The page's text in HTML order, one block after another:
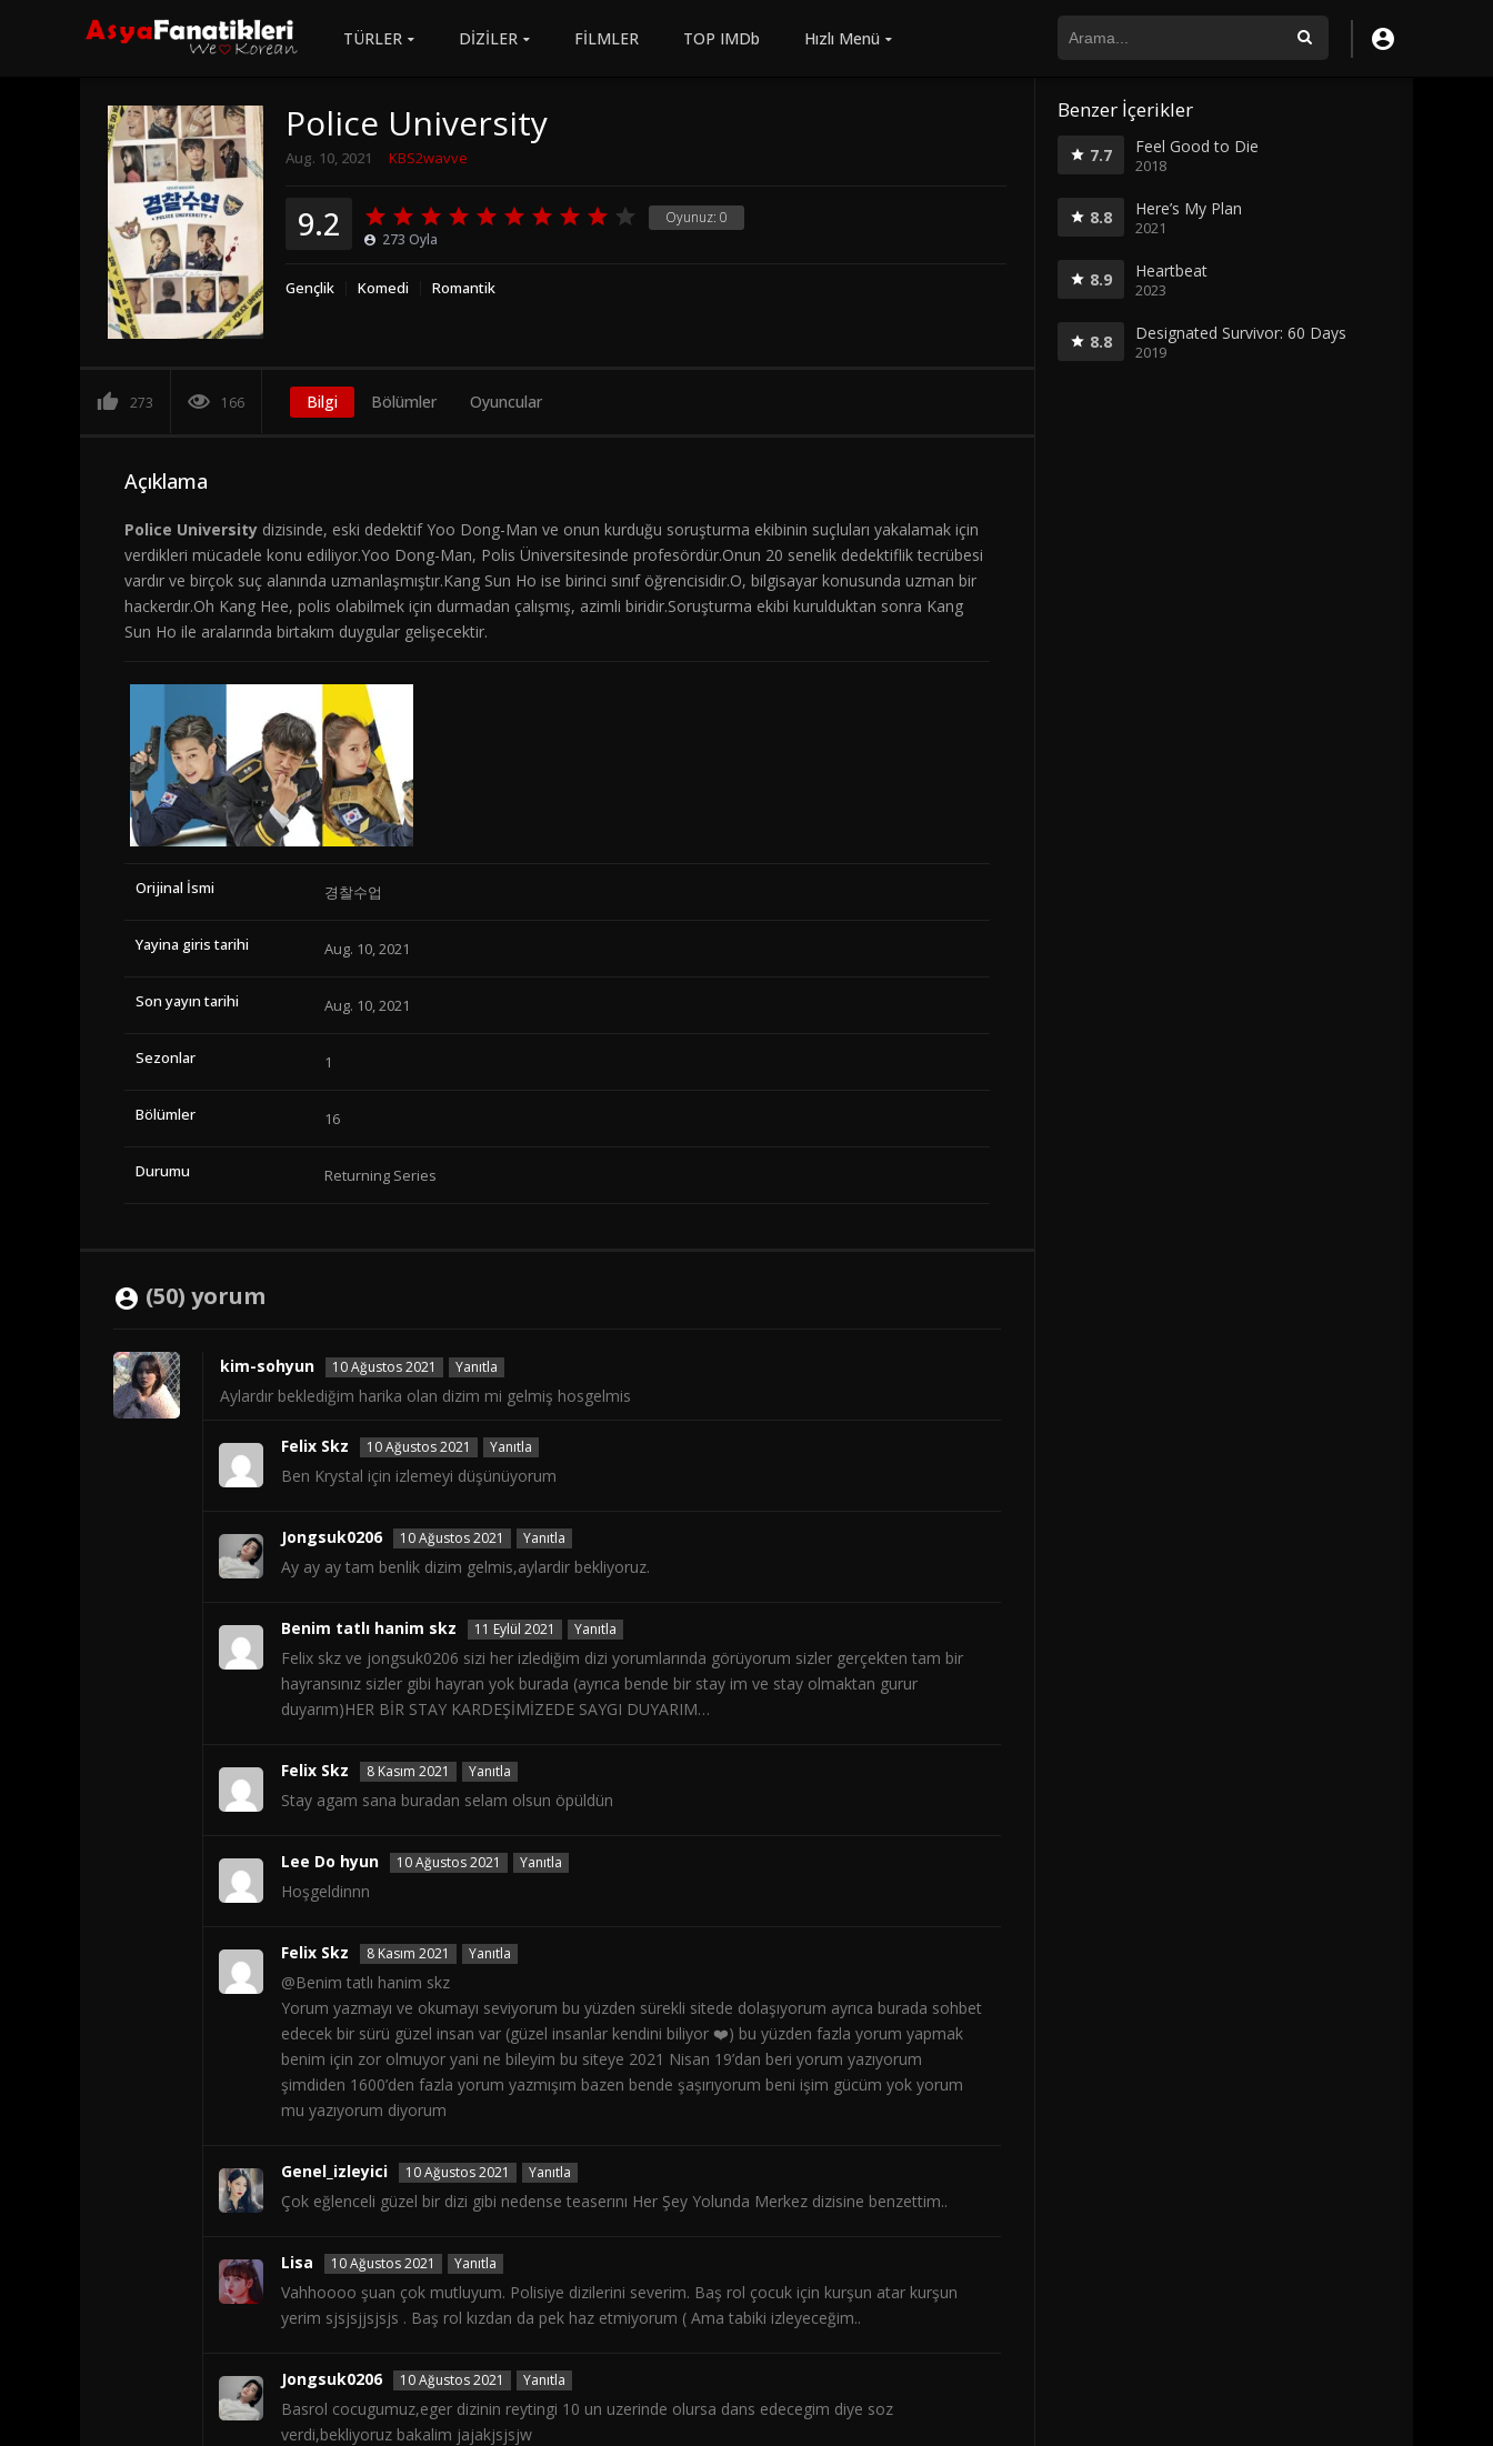
TÜRLER DİZİLER FİLMLER TOP IMDb Hızlı Menü
Police University
Aug. 10, 2021 KBS2wavve
Oyunuz: 0
9.2 273 Oyla
Gençlik Komedi Romantik
273 166 Bilgi Bölümler Oyuncular
Açıklama
Police University dizisinde, eski dedektif Yoo Dong-Man ve onun kurduğu soruşturma ekibinin suçluları yakalamak için
verdikleri mücadele konu ediliyor.Yoo Dong-Man, Polis Üniversitesinde profesördür.Onun 20 senelik dedektiflik tecrübesi
vardır ve birçok suç alanında uzmanlaşmıştır.Kang Sun Ho ise birinci sınıf öğrencisidir.O, bilgisayar konusunda uzman bir
hackerdır.Oh Kang Hee, polis olabilmek için durmadan çalışmış, azimli biridir.Soruşturma ekibi kurulduktan sonra Kang
Sun Ho ile aralarında birtakım duygular gelişecektir.
Orijinal İsmi 경찰수업
Yayina giris tarihi Aug. 10, 2021
Son yayın tarihi Aug. 10, 2021
Sezonlar 1
Bölümler 16
Durumu Returning Series
(50) yorum
kim-sohyun 10 Ağustos 2021 Yanıtla
Aylardır beklediğim harika olan dizim mi gelmiş hosgelmis
Felix Skz 10 Ağustos 2021 Yanıtla
Ben Krystal için izlemeyi düşünüyorum
Jongsuk0206 10 Ağustos 2021 Yanıtla
Ay ay ay tam benlik dizim gelmis,aylardir bekliyoruz.
Benim tatlı hanim skz 11 Eylül 2021 Yanıtla
Felix skz ve jongsuk0206 sizi her izlediğim dizi yorumlarında görüyorum sizler gerçekten tam bir
hayransınız sizler gibi hayran yok burada (ayrıca bende bir stay im ve stay olmaktan gurur
duyarım)HER BİR STAY KARDEŞİMİZEDE SAYGI DUYARIM…
Felix Skz 8 Kasım 2021 Yanıtla
Stay agam sana buradan selam olsun öpüldün
Lee Do hyun 10 Ağustos 2021 Yanıtla
Hoşgeldinnn
Felix Skz 8 Kasım 2021 Yanıtla
@Benim tatlı hanim skz
Yorum yazmayı ve okumayı seviyorum bu yüzden sürekli sitede dolaşıyorum ayrıca burada sohbet
edecek bir sürü güzel insan var (güzel insanlar kendini biliyor ❤️) bu yüzden fazla yorum yapmak
benim için zor olmuyor yani ne bileyim bu siteye 2021 Nisan 19’dan beri yorum yazıyorum
şimdiden 1600’den fazla yorum yazmışım bazen bende şaşırıyorum beni işim gücüm yok yorum
mu yazıyorum diyorum
Genel_izleyici 10 Ağustos 2021 Yanıtla
Çok eğlenceli güzel bir dizi gibi nedense teaserını Her Şey Yolunda Merkez dizisine benzettim..
Lisa 10 Ağustos 2021 Yanıtla
Vahhoooo şuan çok mutluyum. Polisiye dizilerini severim. Baş rol çocuk için kurşun atar kurşun
yerim sjsjsjjsjsjs . Baş rol kızdan da pek haz etmiyorum ( Ama tabiki izleyeceğim..
Jongsuk0206 10 Ağustos 2021 Yanıtla
Basrol cocugumuz,eger dizinin reytingi 10 un uzerinde olursa dans edecegim diye soz
verdi,bekliyoruz bakalim jajakjsjsjw
Benzer İçerikler
7.7 Feel Good to Die
2018
8.8 Here’s My Plan
2021
8.9 Heartbeat
2023
8.8 Designated Survivor: 60 Days
2019